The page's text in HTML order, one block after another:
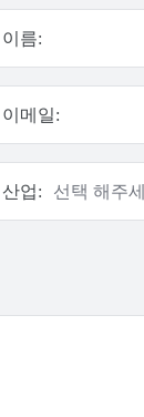
이름:
이메일:
산업: